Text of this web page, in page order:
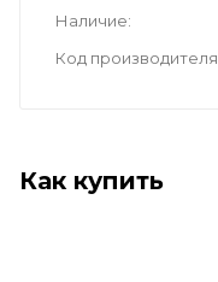
Наличие
Код производителя
Как купить